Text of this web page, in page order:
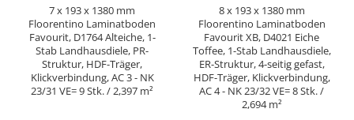
7 x 193 x 1380 mm
Floorentino Laminatboden
Favourit, D1764 Alteiche, 1-
Stab Landhausdiele, PR-
Struktur, HDF-Träger,
Klickverbindung, AC 3 - NK
23/31 VE= 9 Stk. / 2,397 m²
8 x 193 x 1380 mm
Floorentino Laminatboden
Favourit XB, D4021 Eiche
Toffee, 1-Stab Landhausdiele,
ER-Struktur, 4-seitig gefast,
HDF-Träger, Klickverbindung,
AC 4 - NK 23/32 VE= 8 Stk. /
2,694 m²